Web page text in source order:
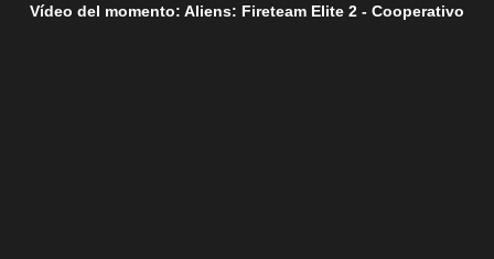
Vídeo del momento: Aliens: Fireteam Elite 2 - Cooperativo